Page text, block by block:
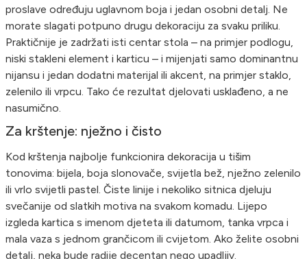
proslave određuju uglavnom boja i jedan osobni detalj. Ne
morate slagati potpuno drugu dekoraciju za svaku priliku.
Praktičnije je zadržati isti centar stola – na primjer podlogu,
niski stakleni element i karticu – i mijenjati samo dominantnu
nijansu i jedan dodatni materijal ili akcent, na primjer staklo,
zelenilo ili vrpcu. Tako će rezultat djelovati usklađeno, a ne
nasumično.
Za krštenje: nježno i čisto
Kod krštenja najbolje funkcionira dekoracija u tišim
tonovima: bijela, boja slonovače, svijetla bež, nježno zelenilo
ili vrlo svijetli pastel. Čiste linije i nekoliko sitnica djeluju
svečanije od slatkih motiva na svakom komadu. Lijepo
izgleda kartica s imenom djeteta ili datumom, tanka vrpca i
mala vaza s jednom grančicom ili cvijetom. Ako želite osobni
detalj, neka bude radije decentan nego upadljiv.